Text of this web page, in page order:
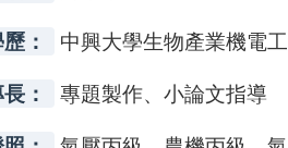
： 中興大學生物產業機電
： 專題製作、小論文指導